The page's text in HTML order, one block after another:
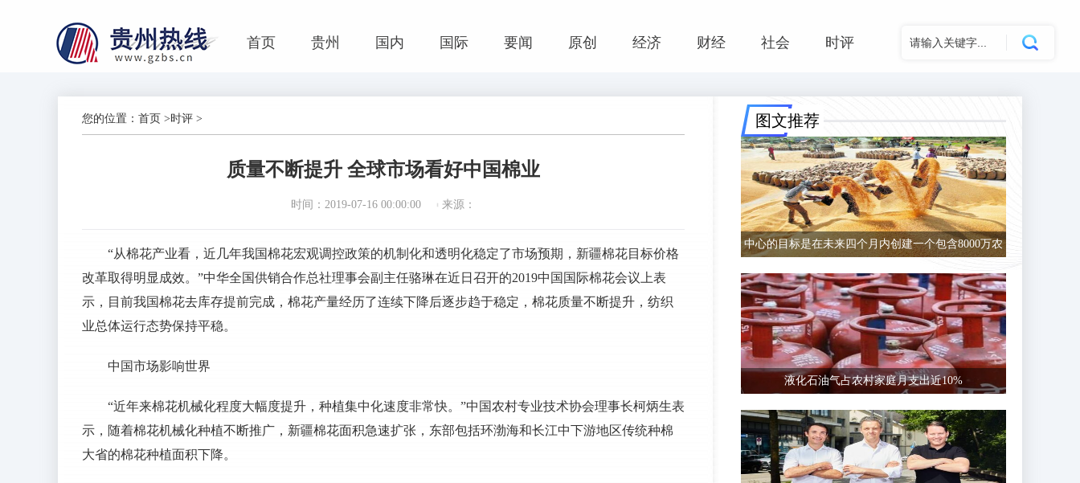
首页 贵州 国内 国际 要闻 原创 经济 财经 社会 时评
您的位置： 首页 >时评 >
质量不断提升 全球市场看好中国棉业
时间：2019-07-16 00:00:00 来源：
“从棉花产业看，近几年我国棉花宏观调控政策的机制化和透明化稳定了市场预期，新疆棉花目标价格
改革取得明显成效。”中华全国供销合作总社理事会副主任骆琳在近日召开的2019中国国际棉花会议上表
示，目前我国棉花去库存提前完成，棉花产量经历了连续下降后逐步趋于稳定，棉花质量不断提升，纺织
业总体运行态势保持平稳。
中国市场影响世界
“近年来棉花机械化程度大幅度提升，种植集中化速度非常快。”中国农村专业技术协会理事长柯炳生表
示，随着棉花机械化种植不断推广，新疆棉花面积急速扩张，东部包括环渤海和长江中下游地区传统种棉
大省的棉花种植面积下降。
图文推荐
中心的目标是在未来四个月内创建一个包含8000万农
液化石油气占农村家庭月支出近10%